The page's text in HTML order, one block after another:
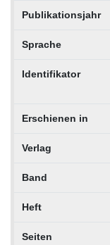
Publikationsjahr
Sprache
Identifikator
Erschienen in
Verlag
Band
Heft
Seiten